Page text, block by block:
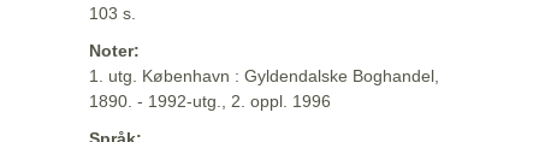
103 s.
Noter:
1. utg. København : Gyldendalske Boghandel,
1890. - 1992-utg., 2. oppl. 1996